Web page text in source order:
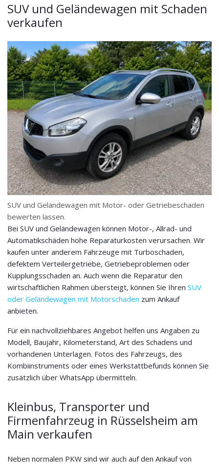
SUV und Geländewagen mit Schaden
verkaufen
SUV und Geländewagen mit Motor- oder Getriebeschaden
bewerten lassen.
Bei SUV und Geländewagen können Motor-, Allrad- und
Automatikschäden hohe Reparaturkosten verursachen. Wir
kaufen unter anderem Fahrzeuge mit Turboschaden,
defektem Verteilergetriebe, Getriebeproblemen oder
Kupplungsschaden an. Auch wenn die Reparatur den
wirtschaftlichen Rahmen übersteigt, können Sie Ihren SUV
oder Geländewagen mit Motorschaden zum Ankauf
anbieten.
Für ein nachvollziehbares Angebot helfen uns Angaben zu
Modell, Baujahr, Kilometerstand, Art des Schadens und
vorhandenen Unterlagen. Fotos des Fahrzeugs, des
Kombiinstruments oder eines Werkstattbefunds können Sie
zusätzlich über WhatsApp übermitteln.
Kleinbus, Transporter und
Firmenfahrzeug in Rüsselsheim am
Main verkaufen
Neben normalen PKW sind wir auch auf den Ankauf von